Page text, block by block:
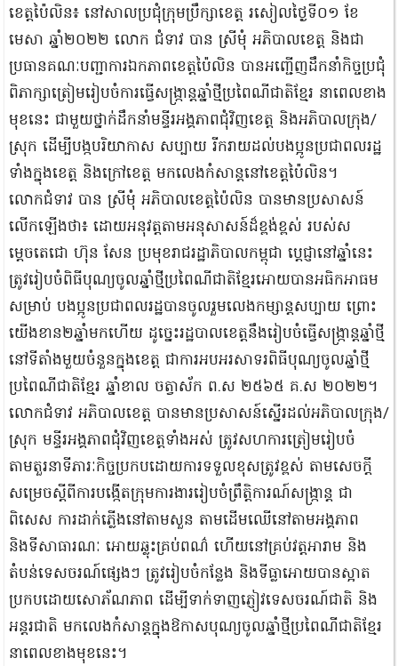
ខេត្តប៉ៃលិន៖ នៅសាលប្រជុំក្រុមប្រឹក្សាខេត្ត រសៀលថ្ងៃទី០១ ខែ
មេសា ឆ្នាំ២០២២ លោក ជំទាវ បាន ស្រីមុំ អភិបាលខេត្ត និងជា
ប្រធានគណៈបញ្ជាការឯកភាពខេត្តប៉ៃលិន បានអញ្ជើញដឹកនាំកិច្ចប្រជុំ
ពិភាក្សាត្រៀមរៀបចំការធ្វើសង្រ្កាន្តឆ្នាំថ្មីប្រពៃណីជាតិខ្មែរ នាពេលខាង
មុខនេះ ជាមួយថ្នាក់ដឹកនាំមន្ទីរអង្គភាពជុំវិញខេត្ត និងអភិបាលក្រុង/
ស្រុក ដើម្បីបង្កបរិយាកាស សប្បាយ រីករាយដល់បងប្អូនប្រជាពលរដ្ឋ
ទាំងក្នុងខេត្ត និងក្រៅខេត្ត មកលេងកំសាន្តនៅខេត្តប៉ៃលិន។
លោកជំទាវ បាន ស្រីមុំ អភិបាលខេត្តប៉ៃលិន បានមានប្រសាសន៍
លើកឡើងថា៖ ដោយអនុវត្តតាមអនុសាសន៍ដ៏ខ្ពង់ខ្ពស់ របស់ស
ម្តេចតេជោ ហ៊ុន សែន ប្រមុខរាជរដ្ឋាភិបាលកម្ពុជា ប្តេជ្ញានៅឆ្នាំនេះ
ត្រូវរៀបចំពិធីបុណ្យចូលឆ្នាំថ្មីប្រពៃណីជាតិខ្មែរអោយបានអធិកអាធម
សម្រាប់ បងប្អូនប្រជាពលរដ្ឋបានចូលរួមលេងកម្សាន្តសប្បាយ ព្រោះ
យើងខាន២ឆ្នាំមកហើយ ដូច្នេះរដ្ឋបាលខេត្តនឹងរៀបចំធ្វើសង្រ្កាន្តឆ្នាំថ្មី
នៅទីតាំងមួយចំនួនក្នុងខេត្ត ជាការអបអរសាទរពិធីបុណ្យចូលឆ្នាំថ្មី
ប្រពៃណីជាតិខ្មែរ ឆ្នាំខាល ចត្វាស័ក ព.ស ២៥៦៥ គ.ស ២០២២។
លោកជំទាវ អភិបាលខេត្ត បានមានប្រសាសន៍ស្នើរដល់អភិបាលក្រុង/
ស្រុក មន្ទីរអង្គភាពជុំវិញខេត្តទាំងអស់ ត្រូវសហការត្រៀមរៀបចំ
តាមតួរនាទីភារៈកិច្ចប្រកបដោយការទទួលខុសត្រូវខ្ពស់ តាមសេចក្តី
សម្រេចស្តីពីការបង្កើតក្រុមការងាររៀបចំព្រឹត្តិការណ៍សង្រ្កាន្ត ជា
ពិសេស ការដាក់ភ្លើងនៅតាមសួន តាមដើមឈើនៅតាមអង្គភាព
និងទីសាធារណៈ អោយឆ្លុះគ្រប់ពណ៌ ហើយនៅគ្រប់វត្តអារាម និង
តំបន់ទេសចរណ៍ផ្សេងៗ ត្រូវរៀបចំកន្លែង និងទីធ្លាអោយបានស្អាត
ប្រកបដោយសោភ័ណភាព ដើម្បីទាក់ទាញភ្ញៀវទេសចរណ៍ជាតិ និង
អន្តរជាតិ មកលេងកំសាន្តក្នុងឱកាសបុណ្យចូលឆ្នាំថ្មីប្រពៃណីជាតិខ្មែរ
នាពេលខាងមុខនេះ។